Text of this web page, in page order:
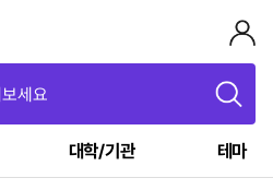
세요
대학/기관 테마